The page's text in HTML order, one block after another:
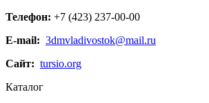
Телефон: +7 (423) 237-00-00
E-mail: 3dmvladivostok@mail.ru
Сайт: tursio.org
Каталог